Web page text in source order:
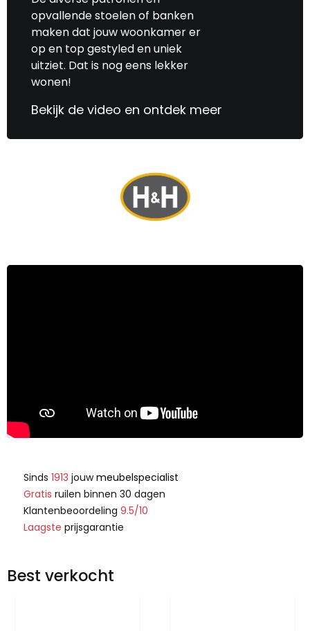
opvallende stoelen of banken
maken dat jouw woonkamer er
op en top gestyled en uniek
uitziet. Dat is nog eens lekker
wonen!
Bekijk de video en ontdek meer
Sinds 1913 jouwmeubelspecialist
Gratis ruilen binnen 30 dagen
Klantenbeoordeling 9.5/10
Laagste prijsgarantie
Best verkocht